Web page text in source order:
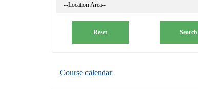
--Location Area--
Reset Search
Course calendar